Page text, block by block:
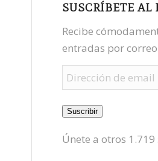
SUSCRÍBETE AL
Recibe
entradas por
Dirección
de
email
Suscribir
Únete a otros